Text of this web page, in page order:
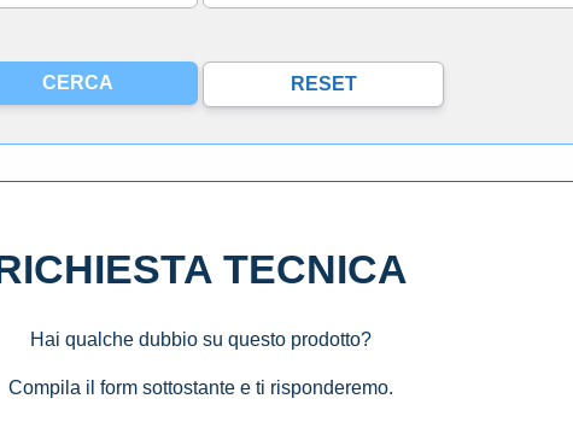
TECNICA
Hai qualche dubbio su questo prodotto?
Compila il form sottostante e ti risponderemo.